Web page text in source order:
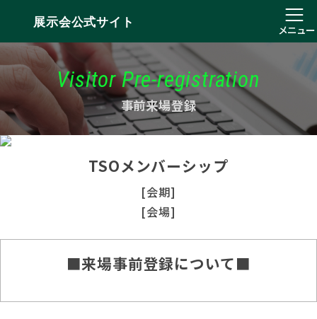
展示会公式サイト
メニュー
Visitor Pre-registration
事前来場登録
TSOメンバーシップ
[会期]
[会場]
■来場事前登録について■